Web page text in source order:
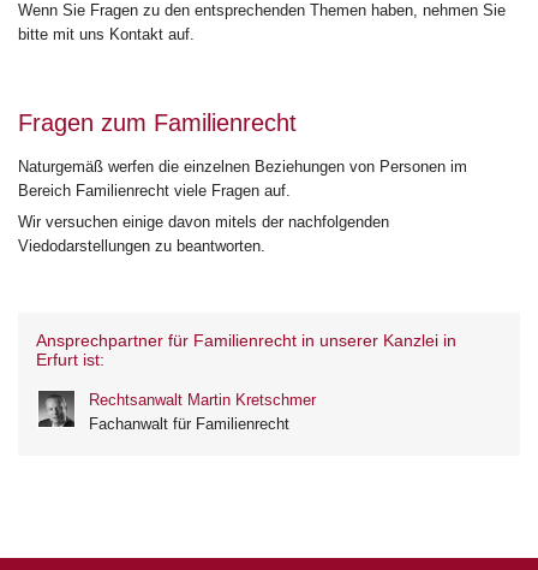
Wenn Sie Fragen zu den entsprechenden Themen haben, nehmen Sie
bitte mit uns Kontakt auf.
Fragen zum Familienrecht
Naturgemäß werfen die einzelnen Beziehungen von Personen im
Bereich Familienrecht viele Fragen auf.
Wir versuchen einige davon mitels der nachfolgenden
Viedodarstellungen zu beantworten.
Ansprechpartner für Familienrecht in unserer Kanzlei in
Erfurt ist:
Rechtsanwalt Martin Kretschmer
Fachanwalt für Familienrecht